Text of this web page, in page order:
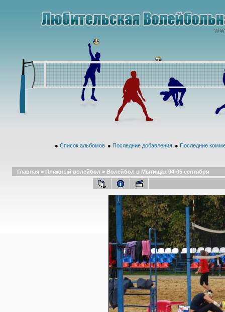
● Список альбомов ● Последние добавления ● Последние
Главная > Пляжный волейбол > Волейбол в Мытищах 04-05 сентября